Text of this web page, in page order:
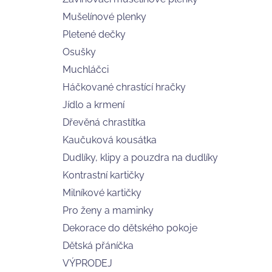
Mušelínové plenky
Pletené dečky
Osušky
Muchláčci
Háčkované chrastící hračky
Jídlo a krmení
Dřevěná chrastítka
Kaučuková kousátka
Dudlíky, klipy a pouzdra na dudlíky
Kontrastní kartičky
Milníkové kartičky
Pro ženy a maminky
Dekorace do dětského pokoje
Dětská přáníčka
VÝPRODEJ
275 Kč